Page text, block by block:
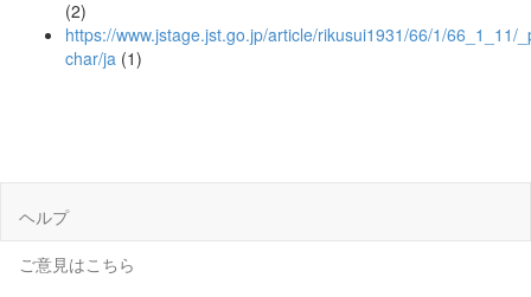
(2)
https://www.jstage.jst.go.jp/article/rikusui1931/66/1/66_1_11/
char/ja (1)
ヘルプ
ご意見はこちら